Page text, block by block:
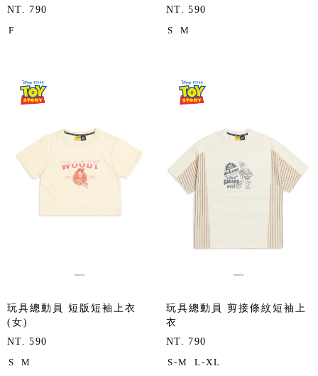
NT. 790
F
NT. 590
S M
玩具總動員 短版短袖上衣
(女)
NT. 590
S M
玩具總動員 剪接條紋短袖上
衣
NT. 790
S-M L-XL